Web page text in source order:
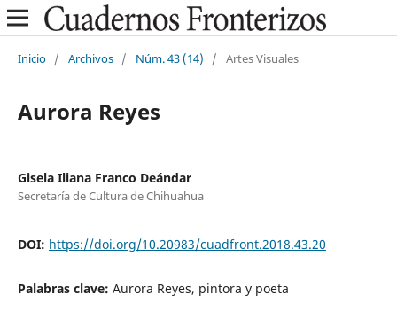
Inicio / Archivos / Núm. 43 (14) / Artes Visuales
Aurora Reyes
Gisela Iliana Franco Deándar
Secretaría de Cultura de Chihuahua
DOI: https://doi.org/10.20983/cuadfront.2018.43.20
Palabras clave: Aurora Reyes, pintora y poeta